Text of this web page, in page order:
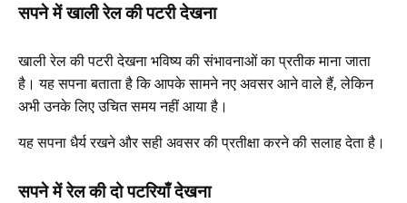
सपने में खाली रेल की पटरी देखना
खाली रेल की पटरी देखना भविष्य की संभावनाओं का प्रतीक माना जाता
है। यह सपना बताता है कि आपके सामने नए अवसर आने वाले हैं, लेकिन
अभी उनके लिए उचित समय नहीं आया है।
यह सपना धैर्य रखने और सही अवसर की प्रतीक्षा करने की सलाह देता है।
सपने में रेल की दो पटरियाँ देखना